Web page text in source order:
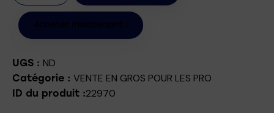
Acheter maintenant !
UGS : ND
Catégorie : VENTE EN GROS POUR LES PRO
ID du produit :22970